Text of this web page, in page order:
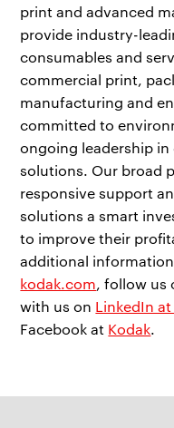
print and advanced
provide industry-
consumables and
commercial print,
manufacturing and
committed to
ongoing leadership
solutions. Our broad
responsive support
solutions a smart
to improve their
additional
kodak.com, follow us
with us on LinkedIn
Facebook at Kodak.